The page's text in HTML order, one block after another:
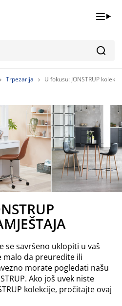
Trpezarija U fokusu: JONSTRUP
se savršeno uklopiti u vaš
malo da preuredite ili
morate pogledati našu
Ako još uvek niste
kolekcije, pročitajte ovaj